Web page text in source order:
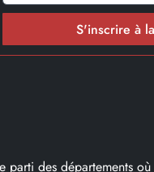
S'inscrire à
parti des départements